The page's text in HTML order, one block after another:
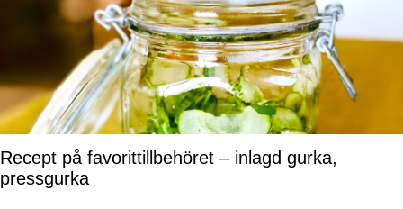
Recept på favorittillbehöret – inlagd gurka,
pressgurka